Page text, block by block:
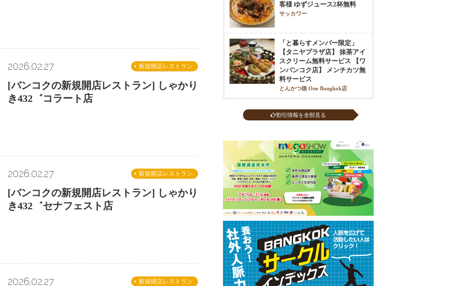
客様 ゆずジュース2杯無料
サッカワー
「と暮らすメンバー限定」
【タニヤプラザ店】 抹茶アイ
スクリーム無料サービス 【ワ
ンバンコク店】 メンチカツ無
料サービス
とんかつ徳 One Bangkok店
割引情報を全部見る
新規開店レストラン
2026.02.27
[バンコクの新規開店レストラン] しゃかり
き432゛コラート店
新規開店レストラン
2026.02.27
[バンコクの新規開店レストラン] しゃかり
き432゛セナフェスト店
新規開店レストラン
2026.02.27